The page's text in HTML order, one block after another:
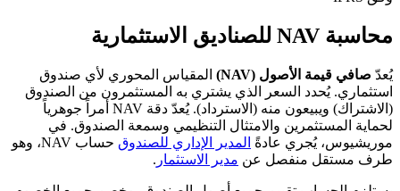
محاسبة NAV للصناديق الاستثمارية
يُعدّ صافي قيمة الأصول (NAV)
المقياس المحوري لأي صندوق
استثماري. يُحدد السعر الذي يشتري به المستثمرون من الصندوق
(الاشتراك) ويبيعون منه (الاسترداد). يُعدّ دقة NAV أمراً جوهرياً
لحماية المستثمرين والامتثال التنظيمي وسمعة الصندوق. في
موريشيوس، يُجري عادةً المدير الإداري للصندوق
حساب NAV، وهو
طرف مستقل منفصل عن مدير الاستثمار .